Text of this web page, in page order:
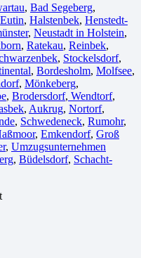
, Bad Segeberg,
Eutin, Halstenbek, Henstedt-
, Neustadt in Holstein,
, Ratekau, Reinbek,
, Stockelsdorf,
, Bordesholm, Molfsee,
, Mönkeberg,
, Brodersdorf, Wendtorf,
, Aukrug, Nortorf,
, Schwedeneck, Rumohr,
, Emkendorf, Groß
, Umzugsunternehmen
, Büdelsdorf, Schacht-